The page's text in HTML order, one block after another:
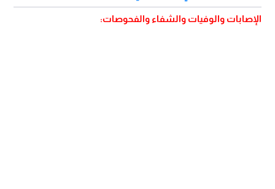
الإصابات والوفيات والشفاء والفحوصات: